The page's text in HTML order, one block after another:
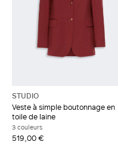
STUDIO
Veste à simple boutonnage en
toile de laine
3 couleurs
519,00 €